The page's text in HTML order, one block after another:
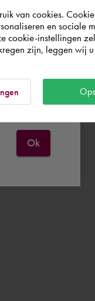
Ok
van cookies.
en sociale
cookie-instellingen
zijn, leggen wij